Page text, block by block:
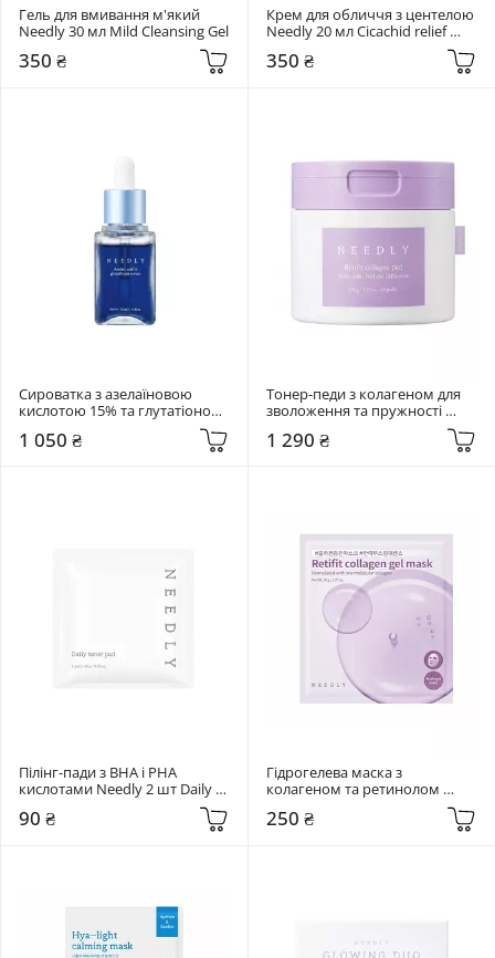
Гель для вмивання м'який
Needly 30 мл Mild Cleansing Gel
350 ₴
Крем для обличчя з центелою
Needly 20 мл Cicachid relief
350 ₴
Сироватка з азелаїновою
кислотою 15% та глутатіоном
Needly 30 мл Azelaic acid 15
glutathione serum
1 050 ₴
Тонер-педи з колагеном для
зволоження та пружності
Needly 80 шт Retifit Collagen
Pad
1 290 ₴
Пілінг-пади з BHA і PHA
кислотами Needly 2 шт Daily
90 ₴
Гідрогелева маска з
колагеном та ретинолом
Needly 36 мл Retifit Collagen
Gel Mask
250 ₴